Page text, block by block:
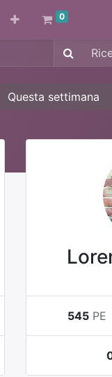
0
Questa settimana
545 PE